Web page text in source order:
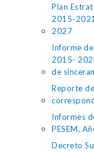
Plan
2015-
2027
Informe
2015-
de
Reporte
Informes
PESEM,
Decreto